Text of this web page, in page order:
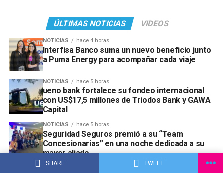
SHARE TWEET
ÚLTIMAS NOTICIAS VIDEOS
NOTICIAS hace 4 horas
Interfisa Banco suma un nuevo beneficio junto
a Puma Energy para acompañar cada viaje
NOTICIAS hace 5 horas
ueno bank fortalece su fondeo internacional
con US$17,5 millones de Triodos Bank y GAWA
Capital
NOTICIAS hace 5 horas
Seguridad Seguros premió a su “Team
Concesionarias” en una noche dedicada a su
mayor aliado